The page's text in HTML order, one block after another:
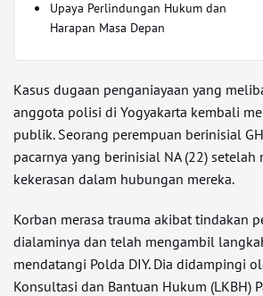
Upaya Perlindungan Hukum dan
Harapan Masa Depan
Kasus dugaan penganiayaan yang
anggota polisi di Yogyakarta kembali
publik. Seorang perempuan berinisial
pacarnya yang berinisial NA (22) setelah
kekerasan dalam hubungan mereka.
Korban merasa trauma akibat tindakan
dialaminya dan telah mengambil
mendatangi Polda DIY. Dia didampingi
Konsultasi dan Bantuan Hukum (LKBH)